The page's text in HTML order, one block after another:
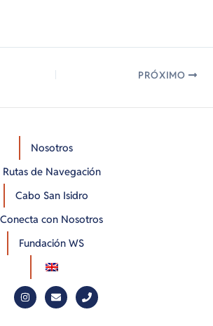
PRÓXIMO
Nosotros
Rutas de Navegación
Cabo San Isidro
Conecta con Nosotros
Fundación WS